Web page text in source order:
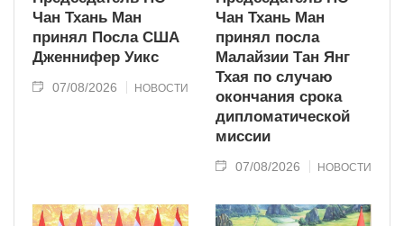
Чан Тхань Ман
принял Посла США
Дженнифер Уикс
07/08/2026 НОВОСТИ
Чан Тхань Ман
принял посла
Малайзии Тан Янг
Тхая по случаю
окончания срока
дипломатической
миссии
07/08/2026 НОВОСТИ